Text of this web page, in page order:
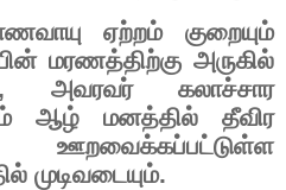
ஏற்றம்
குறையும்
மரணத்திற்கு அருகில்
அவரவர்
கலாச்சார
ஆழ் மனத்தில்
தீவிர
ஊறவைக்கப்பட்டுள்ள
முடிவடையும்.